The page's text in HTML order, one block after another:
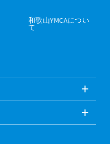
和歌山YMCAについ
て